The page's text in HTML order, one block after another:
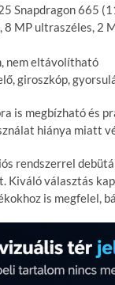
Snapdragon 665
MP ultraszéles, 2
nem eltávolítható
giroszkóp,
is megbízható és
hiánya miatt
rendszerrel
választás
is megfelel,